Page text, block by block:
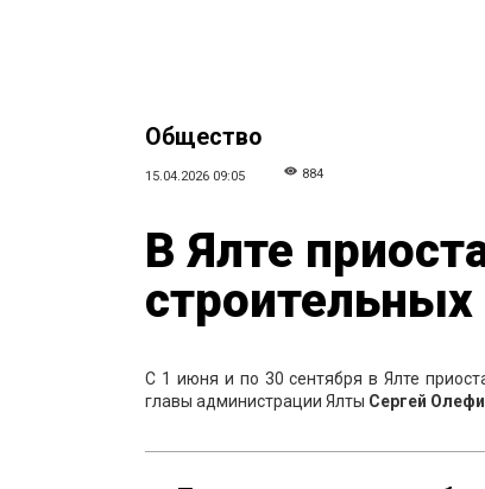
Общество
15.04.2026 09:05 884
В Ялте
строительных
С 1 июня и по 30 сентября в Ялте
главы администрации Ялты Сергей